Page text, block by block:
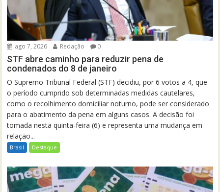
ago 7, 2026 Redação 0
STF abre caminho para reduzir pena de
condenados do 8 de janeiro
O Supremo Tribunal Federal (STF) decidiu, por 6 votos a 4, que
o período cumprido sob determinadas medidas cautelares,
como o recolhimento domiciliar noturno, pode ser considerado
para o abatimento da pena em alguns casos. A decisão foi
tomada nesta quinta-feira (6) e representa uma mudança em
relação...
Brasil Destaque